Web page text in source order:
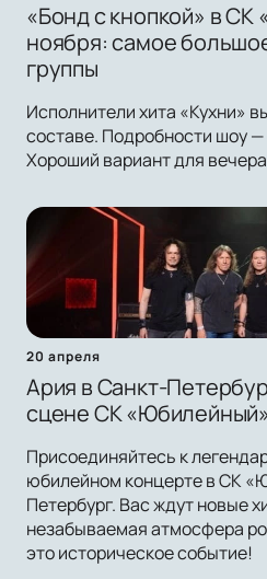
«Бонд с кнопкой» в
ноября: самое
группы
Исполнители хита «Кухни»
составе. Подробности шоу —
Хороший вариант для
20 апреля
Ария в Санкт-
сцене СК «Юбилейный»
Присоединяйтесь к
юбилейном концерте в СК
Петербург. Вас ждут новые
незабываемая атмосфера
это историческое событие!